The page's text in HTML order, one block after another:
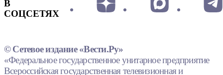
В
СОЦСЕТЯХ
© Сетевое издание «Вести.Ру»
«Федеральное государственное унитарное предприятие
Всероссийская государственная телевизионная и